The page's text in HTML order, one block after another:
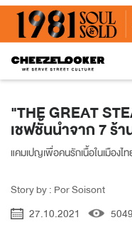
"THE GREAT
เชฟชั้นนำจาก 7 ร้
แคมเปญเพื่อคนรักเนื้อในเมือง
Story by : Por Soisont
27.10.2021
5049